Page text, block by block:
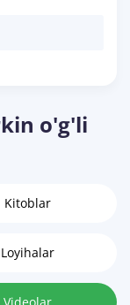
o'g'li
Kitoblar
Loyihalar